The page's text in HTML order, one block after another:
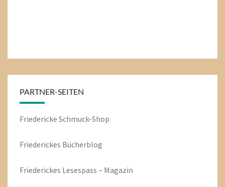
PARTNER-SEITEN
Friedericke Schmuck-Shop
Friederickes Bücherblog
Friederickes Lesespass – Magazin